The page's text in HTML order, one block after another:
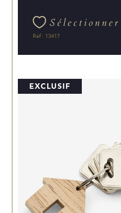
Sélectionner
Réf : 13417
EXCLUSIF